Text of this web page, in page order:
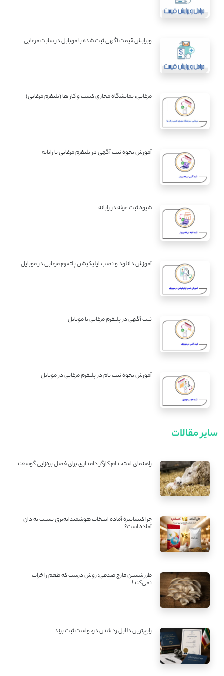
ویرایش قیمت آگهی ثبت شده با موبایل در سایت مرغابی
مرغابی، نمایشگاه مجازی کسب و کار ها (پلتفرم مرغابی)
آموزش نحوه ثبت آگهی در پلتفرم مرغابی با رایانه
شیوه ثبت غرفه در رایانه
آموزش دانلود و نصب اپلیکیشن پلتفرم مرغابی در موبایل
ثبت آگهی در پلتفرم مرغابی با موبایل
آموزش نحوه ثبت نام در پلتفرم مرغابی در موبایل
سایر مقالات
راهنمای استخدام کارگر دامداری برای فصل بره‌زایی گوسفند
چرا کنسانتره آماده انتخاب هوشمندانه‌تری نسبت به دان
آماده است؟
طرز شستن قارچ صدفی؛ روش درست که طعم را خراب
نمی‌کند!
رایج‌ترین دلایل رد شدن درخواست ثبت برند